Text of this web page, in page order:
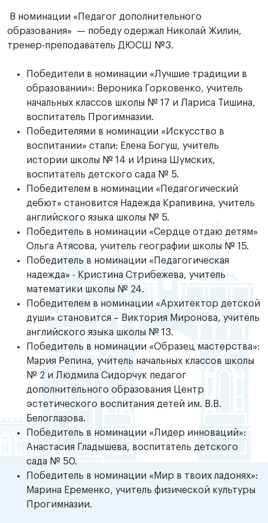
В номинации «Педагог дополнительного
образования» — победу одержал Николай Жилин,
тренер-преподаватель ДЮСШ №3.
Победители в номинации «Лучшие традиции в
образовании»: Вероника Горковенко, учитель
начальных классов школы № 17 и Лариса Тишина,
воспитатель Прогимназии.
Победителями в номинации «Искусство в
воспитании» стали: Елена Богуш, учитель
истории школы № 14 и Ирина Шумских,
воспитатель детского сада № 5.
Победителем в номинации «Педагогический
дебют» становится Надежда Крапивина, учитель
английского языка школы № 5.
Победитель в номинации «Сердце отдаю детям»
Ольга Атясова, учитель географии школы № 15.
Победитель в номинации «Педагогическая
надежда» - Кристина Стрибежева, учитель
математики школы № 24.
Победителем в номинации «Архитектор детской
души» становится – Виктория Миронова, учитель
английского языка школы № 13.
Победитель в номинации «Образец мастерства»:
Мария Репина, учитель начальных классов школы
№ 2 и Людмила Сидорчук педагог
дополнительного образования Центр
эстетического воспитания детей им. В.В.
Белоглазова.
Победитель в номинации «Лидер инноваций»:
Анастасия Гладышева, воспитатель детского
сада № 50.
Победитель в номинации «Мир в твоих ладонях»:
Марина Еременко, учитель физической культуры
Прогимназии.